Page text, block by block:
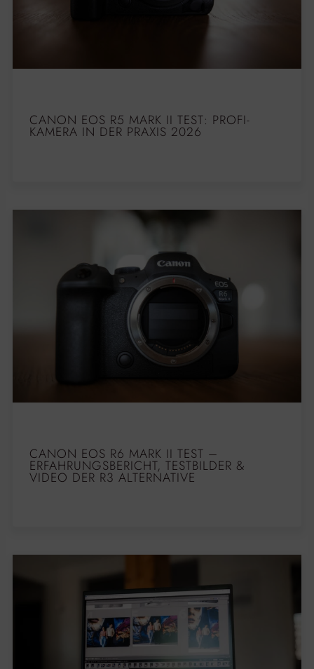
CANON EOS R5 MARK II TEST: PROFI-
KAMERA IN DER PRAXIS 2026
CANON EOS R6 MARK II TEST –
ERFAHRUNGSBERICHT, TESTBILDER &
VIDEO DER R3 ALTERNATIVE